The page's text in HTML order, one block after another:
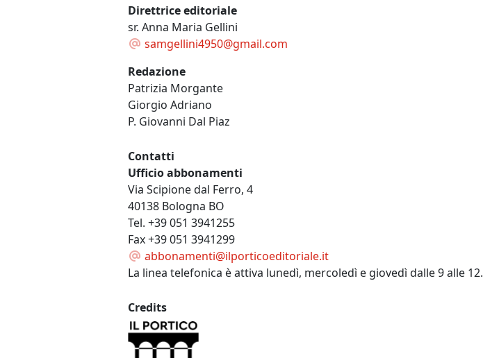
Direttrice editoriale
sr. Anna Maria Gellini
samgellini4950@gmail.com
Redazione
Patrizia Morgante
Giorgio Adriano
P. Giovanni Dal Piaz
Contatti
Ufficio abbonamenti
Via Scipione dal Ferro, 4
40138 Bologna BO
Tel. +39 051 3941255
Fax +39 051 3941299
abbonamenti@ilporticoeditoriale.it
La linea telefonica è attiva lunedì, mercoledì e giovedì dalle 9 alle 12.
Credits